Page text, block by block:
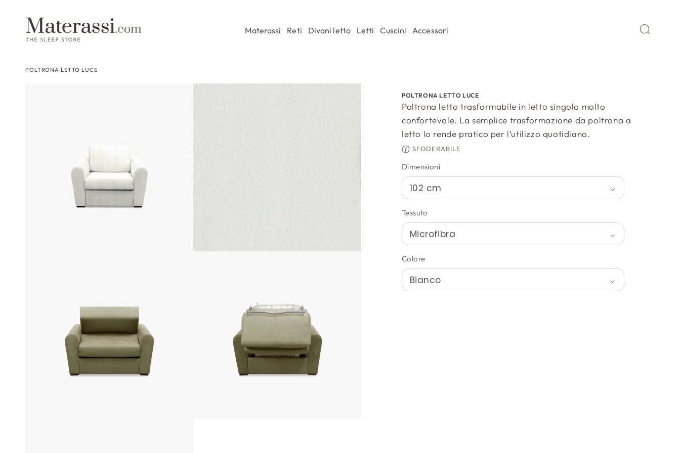
Materassi Reti Divani letto Letti Cuscini Accessori
POLTRONA LETTO LUCE
Passa alle
POLTRONA LETTO LUCE
Poltrona letto trasformabile in letto singolo molto
confortevole. La semplice trasformazione da poltrona a
letto lo rende pratico per l’utilizzo quotidiano.
SFODERABILE
Dimensioni
Tessuto
Colore